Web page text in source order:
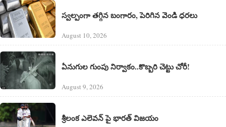
స్వల్పంగా తగ్గిన బంగారం, పెరిగిన వెండి ధరలు
August 10, 2026
ఏనుగుల గుంపు నిర్వాకం..కొబ్బరి చెట్టు చోరీ!
August 9, 2026
శ్రీలంక ఎలెవన్‌ పై భారత్ విజయం